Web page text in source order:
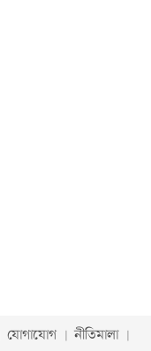
যোগাযোগ
নীতিমালা